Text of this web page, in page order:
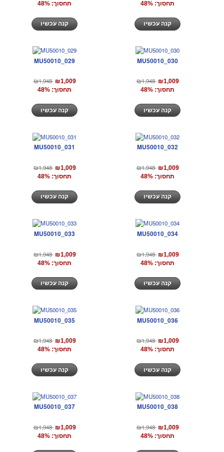
תחסוך: 48%
תחסוך: 48%
MU50010_029
₪1,948 ₪1,009
תחסוך: 48%
MU50010_030
₪1,948 ₪1,009
תחסוך: 48%
MU50010_031
₪1,948 ₪1,009
תחסוך: 48%
MU50010_032
₪1,948 ₪1,009
תחסוך: 48%
MU50010_033
₪1,948 ₪1,009
תחסוך: 48%
MU50010_034
₪1,948 ₪1,009
תחסוך: 48%
MU50010_035
₪1,948 ₪1,009
תחסוך: 48%
MU50010_036
₪1,948 ₪1,009
תחסוך: 48%
MU50010_037
₪1,948 ₪1,009
תחסוך: 48%
MU50010_038
₪1,948 ₪1,009
תחסוך: 48%